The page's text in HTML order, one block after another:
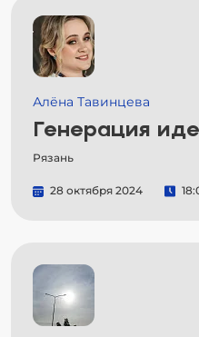
Алёна Тавинцева
Генерация
Рязань
28 октября 2024